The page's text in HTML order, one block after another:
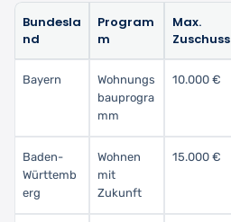
Bundesla
nd
Program
m
Max.
Zuschuss
Bayern
Wohnungs
bauprogra
mm
10.000 €
Baden-
Württemb
erg
Wohnen
mit
Zukunft
15.000 €